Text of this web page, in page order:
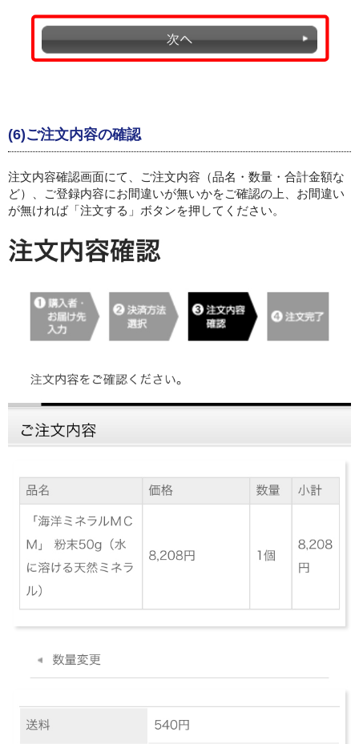
(6)ご注文内容の確認
注文内容確認画面にて、ご注文内容（品名・数量・合計金額な
ど）、ご登録内容にお間違いが無いかをご確認の上、お間違い
が無ければ「注文する」ボタンを押してください。